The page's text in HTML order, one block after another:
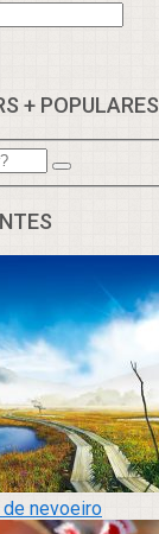
+ POPULARES
nevoeiro